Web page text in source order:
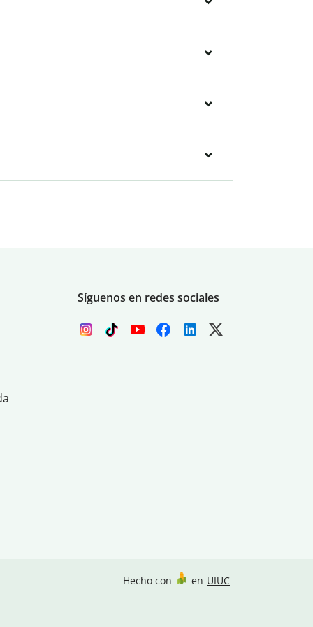
Síguenos en redes sociales
Hecho con en UIUC